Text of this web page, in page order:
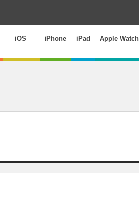
iOS iPhone iPad Apple Watch